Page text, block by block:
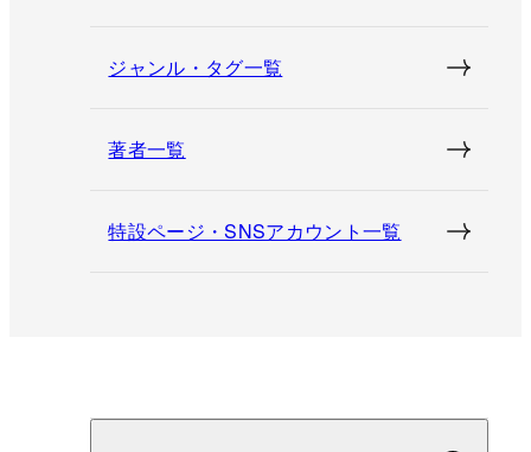
ジャンル・タグ一覧
著者一覧
特設ページ・SNSアカウント一覧